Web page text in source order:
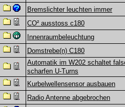
Bremslichter leuchten immer
CO² ausstoss c180
Innenraumbeleuchtung
Domstrebe(n) C180
Automatik im W202 schaltet
scharfen U-Turns
Kurbelwellensensor ausbauen
Radio Antenne abgebrochen